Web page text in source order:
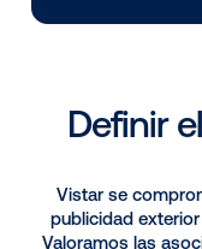
El
Somos los